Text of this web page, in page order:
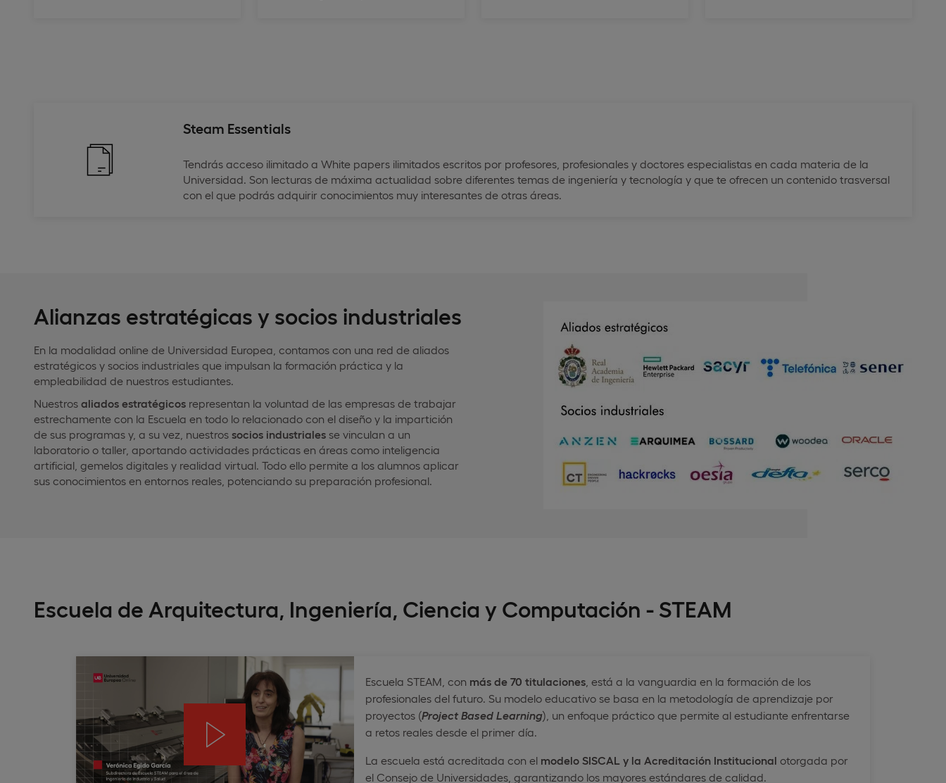
Steam Essentials
Tendrás acceso ilimitado a White papers ilimitados escritos por profesores, profesionales y doctores especialistas en cada materia de la
Universidad. Son lecturas de máxima actualidad sobre diferentes temas de ingeniería y tecnología y que te ofrecen un contenido trasversal
con el que podrás adquirir conocimientos muy interesantes de otras áreas.
Alianzas estratégicas y socios industriales
En la modalidad online de Universidad Europea, contamos con una red de aliados
estratégicos y socios industriales que impulsan la formación práctica y la
empleabilidad de nuestros estudiantes.
Nuestros aliados estratégicos representan la voluntad de las empresas de trabajar
estrechamente con la Escuela en todo lo relacionado con el diseño y la impartición
de sus programas y, a su vez, nuestros socios industriales se vinculan a un
laboratorio o taller, aportando actividades prácticas en áreas como inteligencia
artificial, gemelos digitales y realidad virtual. Todo ello permite a los alumnos aplicar
sus conocimientos en entornos reales, potenciando su preparación profesional.
Escuela de Arquitectura, Ingeniería, Ciencia y Computación - STEAM
Escuela STEAM, con más de 70 titulaciones, está a la vanguardia en la formación de los
profesionales del futuro. Su modelo educativo se basa en la metodología de aprendizaje por
proyectos (Project Based Learning), un enfoque práctico que permite al estudiante enfrentarse
a retos reales desde el primer día.
La escuela está acreditada con el modelo SISCAL y la Acreditación Institucional otorgada por
el Consejo de Universidades, garantizando los mayores estándares de calidad.